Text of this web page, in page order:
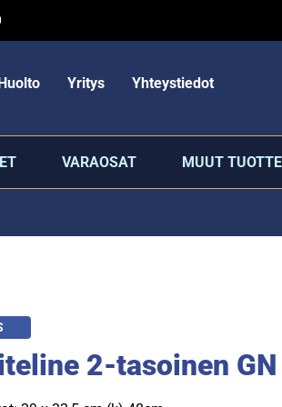
Yritys Yhteystiedot
VARAOSAT MUUT
2-tasoinen